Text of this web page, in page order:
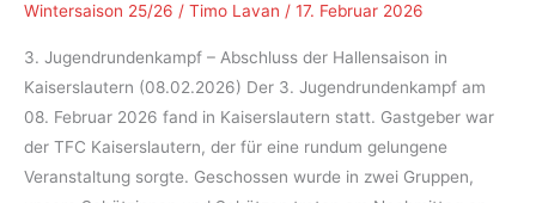
Wintersaison 25/26 / Timo Lavan / 17. Februar 2026
3. Jugendrundenkampf – Abschluss der Hallensaison in
Kaiserslautern (08.02.2026) Der 3. Jugendrundenkampf am
08. Februar 2026 fand in Kaiserslautern statt. Gastgeber war
der TFC Kaiserslautern, der für eine rundum gelungene
Veranstaltung sorgte. Geschossen wurde in zwei Gruppen,